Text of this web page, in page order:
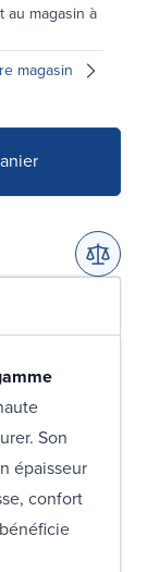
au magasin à
magasin
Son
épaisseur
confort